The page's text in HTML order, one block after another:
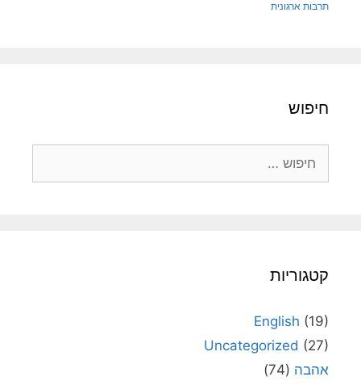
תרבות ארגונית
חיפוש
קטגוריות
English (19)
Uncategorized (27)
אהבה (74)